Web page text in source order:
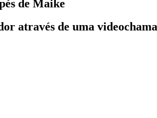
de Maike
através de uma